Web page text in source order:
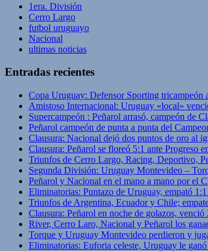
1era. División
Cerro Largo
futbol uruguayo
Nacional
ultimas noticias
Entradas recientes
Copa Uruguay: Defensor Sporting tricampeón
Amistoso Internacional: Uruguay «local»
Supercampeón : Peñarol arrasó, campeón de
Peñarol campeón de punta a punta del
Clausura: Nacional dejó dos puntos de oro al
Clausura: Peñarol se floreó 5:1 ante Progreso
Triunfos de Cerro Largo, Racing, Deportivo,
Segunda División: Uruguay Montevideo –
Peñarol y Nacional en el mano a mano por el
Eliminatorias: Puntazo de Uruguay, empató
Triunfos de Argentina, Ecuador y Chile;
Clausura: Peñarol en noche de golazos,
River, Cerro Laro, Nacional y Peñarol los
Torque y Uruguay Montevideo perdieron y
Eliminatorias: Euforia celeste, Uruguay le